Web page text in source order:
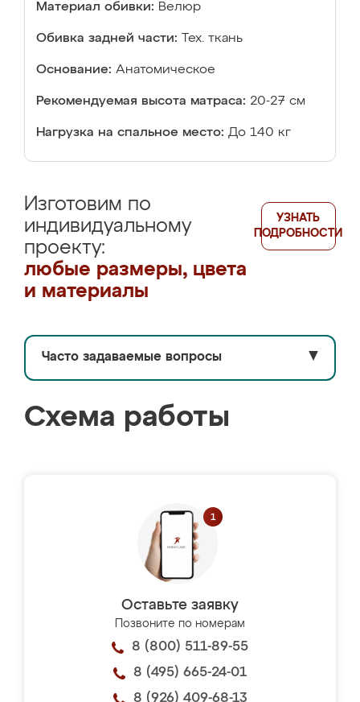
Материал обивки: Велюр
Обивка задней части: Тех. ткань
Основание: Анатомическое
Рекомендуемая высота матраса: 20-27 см
Нагрузка на спальное место: До 140 кг
Изготовим по
индивидуальному
проекту:
любые размеры, цвета
и материалы
УЗНАТЬ
ПОДРОБНОСТИ
Часто задаваемые вопросы ▼
Схема работы
Оставьте заявку
Позвоните по номерам
8 (800) 511-89-55
8 (495) 665-24-01
8 (926) 409-68-13